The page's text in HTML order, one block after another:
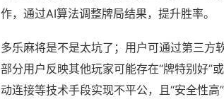
作，通过AI算法调整牌局结果，提升胜率。
多乐麻将是不是太坑了；用户可通过第三方
部分用户反映其他玩家可能存在“牌特别好”
动连接等技术手段实现不平公，且“安全性高